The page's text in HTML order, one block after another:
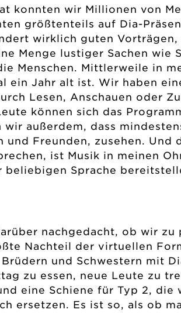
konnten wir Millionen von
größtenteils auf Dia-
wirklich guten
Menge lustiger Sachen wie
Menschen. Mittlerweile in
ein Jahr alt ist. Wir haben
Lesen, Anschauen oder
können sich das
außerdem, dass
Freunden, zusehen. Und
ist Musik in meinen
Sprache
nachgedacht, ob wir zu
Nachteil der virtuellen
und Schwestern mit
zu essen, neue Leute zu
eine Schiene für Typ 2,
ersetzen. Es ist so, als ob